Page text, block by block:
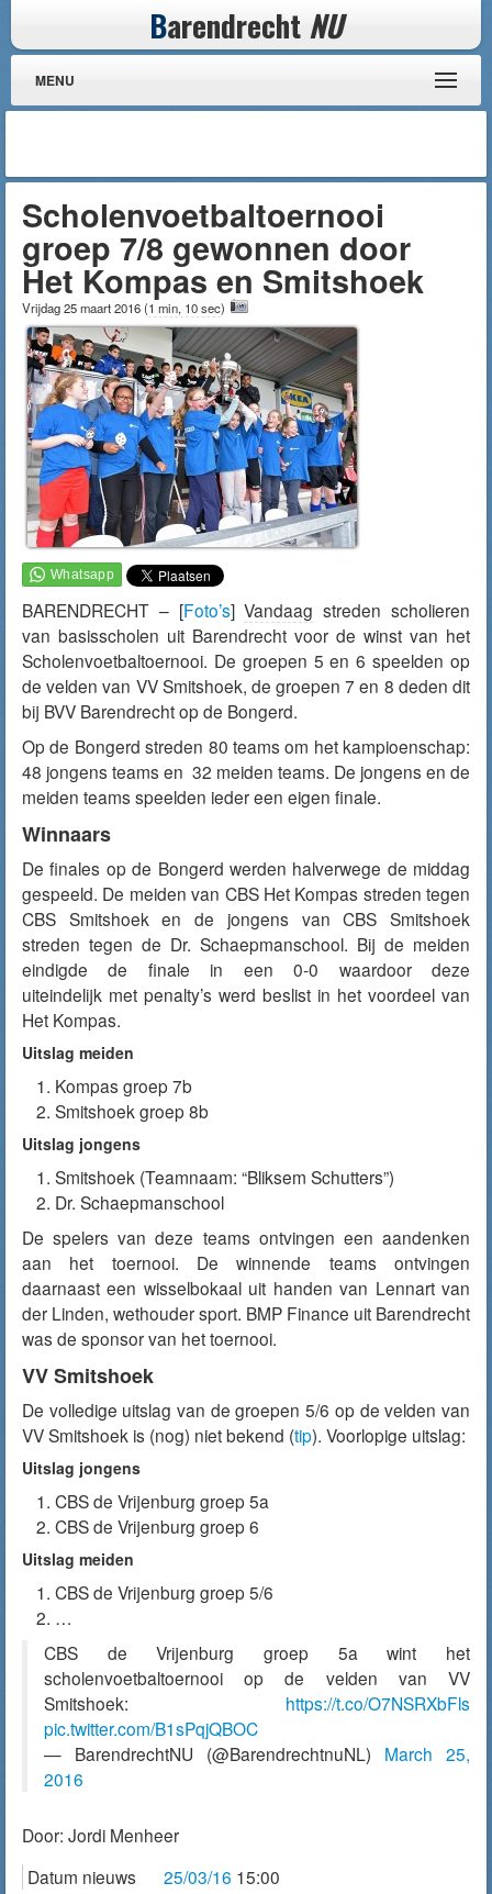
Barendrecht NU
MENU
Scholenvoetbaltoernooi
groep 7/8 gewonnen door
Het Kompas en Smitshoek
Vrijdag 25 maart 2016(1 min, 10 sec)
BARENDRECHT – [Foto’s]Vandaag streden scholieren
van basisscholen uit Barendrecht voor de winst van het
Scholenvoetbaltoernooi. De groepen 5 en 6 speelden op
de velden van VV Smitshoek, de groepen 7 en 8 deden dit
bij BVV Barendrecht op de Bongerd.
Op de Bongerd streden 80 teams om het kampioenschap:
48 jongens teams en 32 meiden teams. De jongens en de
meiden teams speelden ieder een eigen finale.
Winnaars
De finales op de Bongerd werden halverwege de middag
gespeeld. De meiden van CBS Het Kompas streden tegen
CBS Smitshoek en de jongens van CBS Smitshoek
streden tegen de Dr. Schaepmanschool. Bij de meiden
eindigde de finale in een 0-0 waardoor deze
uiteindelijk met penalty’s werd beslist in het voordeel van
Het Kompas.
Uitslag meiden
Kompas groep 7b
Smitshoek groep 8b
Uitslag jongens
Smitshoek (Teamnaam: “Bliksem Schutters”)
Dr. Schaepmanschool
De spelers van deze teams ontvingen een aandenken
aan het toernooi. De winnende teams ontvingen
daarnaast een wisselbokaal uit handen van Lennart van
der Linden, wethouder sport. BMP Finance uit Barendrecht
was de sponsor van het toernooi.
VV Smitshoek
De volledige uitslag van de groepen 5/6 op de velden van
VV Smitshoek is (nog) niet bekend (tip). Voorlopige uitslag:
Uitslag jongens
CBS de Vrijenburg groep 5a
CBS de Vrijenburg groep 6
Uitslag meiden
CBS de Vrijenburg groep 5/6
…
CBS de Vrijenburg groep 5a wint het
scholenvoetbaltoernooi op de velden van VV
Smitshoek: https://t.co/O7NSRXbFls
pic.twitter.com/B1sPqjQBOC
— BarendrechtNU (@BarendrechtnuNL) March 25,
2016
Door: Jordi Menheer
Datum nieuws
25/03/16 15:00